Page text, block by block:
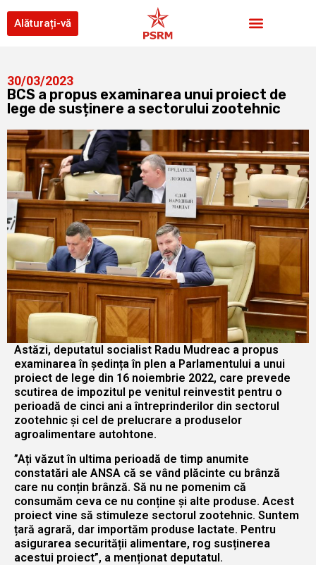
Alăturați-vă
30/03/2023
BCS a propus examinarea unui proiect de
lege de susținere a sectorului zootehnic
Astăzi, deputatul socialist Radu Mudreac a propus
examinarea în ședința în plen a Parlamentului a unui
proiect de lege din 16 noiembrie 2022, care prevede
scutirea de impozitul pe venitul reinvestit pentru o
perioadă de cinci ani a întreprinderilor din sectorul
zootehnic și cel de prelucrare a produselor
agroalimentare autohtone.
”Ați văzut în ultima perioadă de timp anumite
constatări ale ANSA că se vând plăcinte cu brânză
care nu conțin brânză. Să nu ne pomenim că
consumăm ceva ce nu conține și alte produse. Acest
proiect vine să stimuleze sectorul zootehnic. Suntem
țară agrară, dar importăm produse lactate. Pentru
asigurarea securității alimentare, rog susținerea
acestui proiect”, a menționat deputatul.